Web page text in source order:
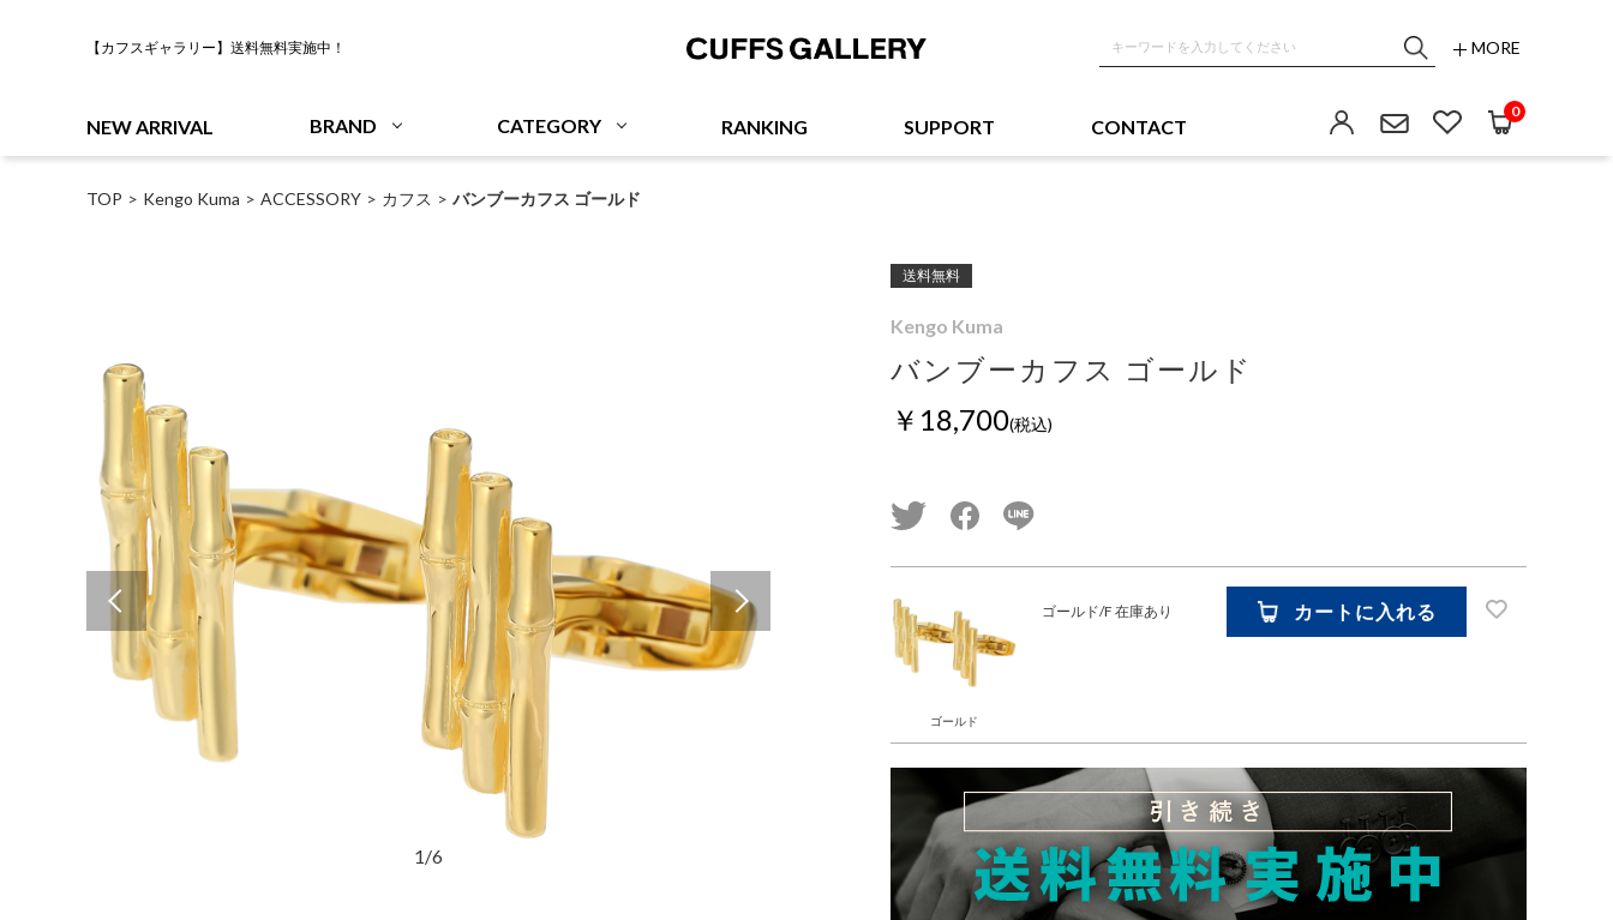
【カフスギャラリー】送料無料実施中！ MORE
NEW ARRIVAL BRAND CATEGORY RANKING SUPPORT CONTACT
0
TOP Kengo Kuma ACCESSORY カフス バンブーカフス ゴールド
1/6
Previous
送料無料
Kengo Kuma
バンブーカフス ゴールド
￥18,700(税込)
twitter facebook
ゴールド
ゴールド/F 在庫あり カートに入れる